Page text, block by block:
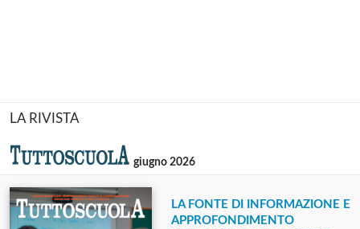
LA RIVISTA
giugno 2026
LA FONTE DI INFORMAZIONE E
APPROFONDIMENTO